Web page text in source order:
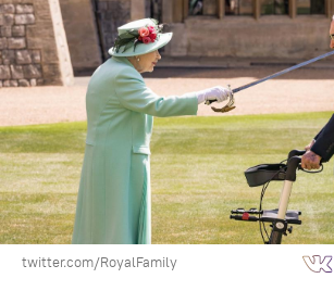
twitter.com/RoyalFamily